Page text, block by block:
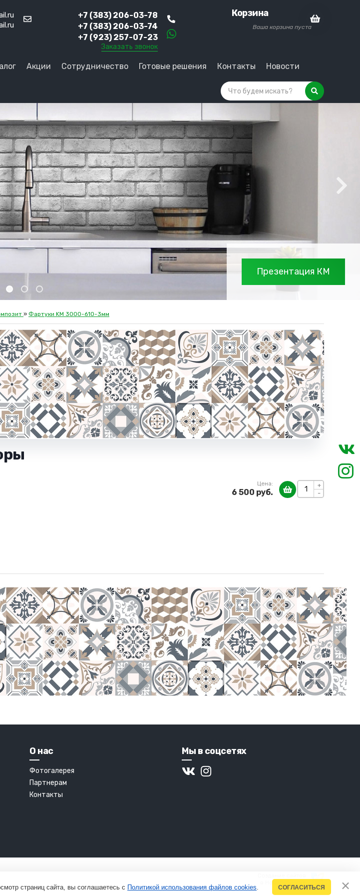
+7 (383) 206-03-78
+7 (383) 206-03-74
+7 (923) 257-07-23
Заказать звонок
Корзина
Ваша корзина пуста
Акции Сотрудничество Готовые решения Контакты Новости
Презентация КМ
» Фартуки KM 3000-610-3мм
+
-
Цена:
6 500 руб.
О нас
Фотогалерея
Партнерам
Контакты
Мы в соцсетях
в Новосибирске
страниц сайта, вы соглашаетесь с Политикой использования файлов cookies СОГЛАСИТЬСЯ